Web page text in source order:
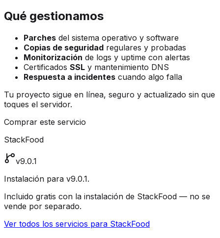
Qué gestionamos
Parches del sistema operativo y software
Copias de seguridad regulares y probadas
Monitorización de logs y uptime con alertas
Certificados SSL y mantenimiento DNS
Respuesta a incidentes cuando algo falla
Tu proyecto sigue en línea, seguro y actualizado sin que
toques el servidor.
Comprar este servicio
StackFood
v9.0.1
Instalación para v9.0.1.
Incluido gratis con la instalación de StackFood — no se
vende por separado.
Ver todos los servicios para StackFood